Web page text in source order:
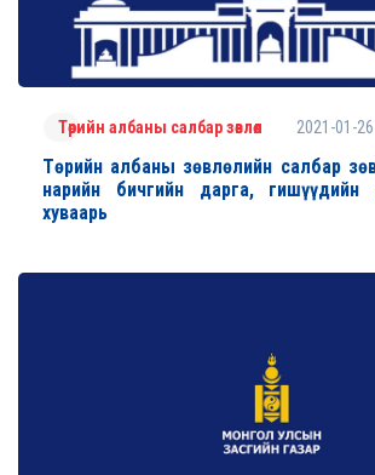
Төрийн албаны салбар зөвлөл 2021-01-26
Төрийн албаны зөвлөлийн салбар
нарийн бичгийн дарга, гишүүдийн
хуваарь